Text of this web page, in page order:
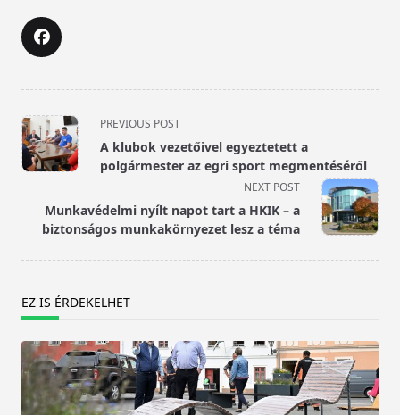
<span
class="nav-
subtitle
reader-
text">Page</span>
PREVIOUS POST
A klubok vezetőivel egyeztetett a
polgármester az egri sport megmentéséről
NEXT POST
Munkavédelmi nyílt napot tart a HKIK – a
biztonságos munkakörnyezet lesz a téma
EZ IS ÉRDEKELHET